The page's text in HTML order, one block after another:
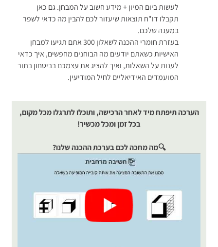
לעשות ביום המיון + מידע חשוב על המבחן. גם כאן
תקבלו דו"ח תוצאות שיעזור לכם להבין מה כדאי לשפר
במענה שלכם.
בעזרת חומרי ההכנה לשאלון 300 אתם תגיעו למבחן
האישיות כשאתם יודעים מה הבוחנים מחפשים, איך כדאי
לענות על השאלות, ואיך להציג את עצמכם בביטחון בתור
המועמדים האידיאליים לחיל המודיעין.
הערכה תיפתח מיד לאחר הרכישה, ותוכלו לתרגלו מכל מקום,
בכל זמן ומכל מכשיר!
🔍מה מחכה לכם בערכת ההכנה שלנו?